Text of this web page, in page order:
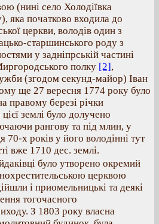
(нині село Холодіївка
яка початково входила до
церкви, володів один з
старшинського роду з
у задніпрській частині
полку [2],
(згодом секунд-майор) Іван
ще 27 вересня 1774 року було
правому березі річки
землі було долучено
рангову та під млин, у
70-х років у його володінні тут
вже 1710 дес. землі.
було утворено окремий
церквою
і приомельницькі та деякі
тогочасного
З 1803 року власна